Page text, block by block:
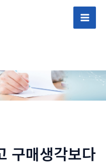
Main
구매생각보다